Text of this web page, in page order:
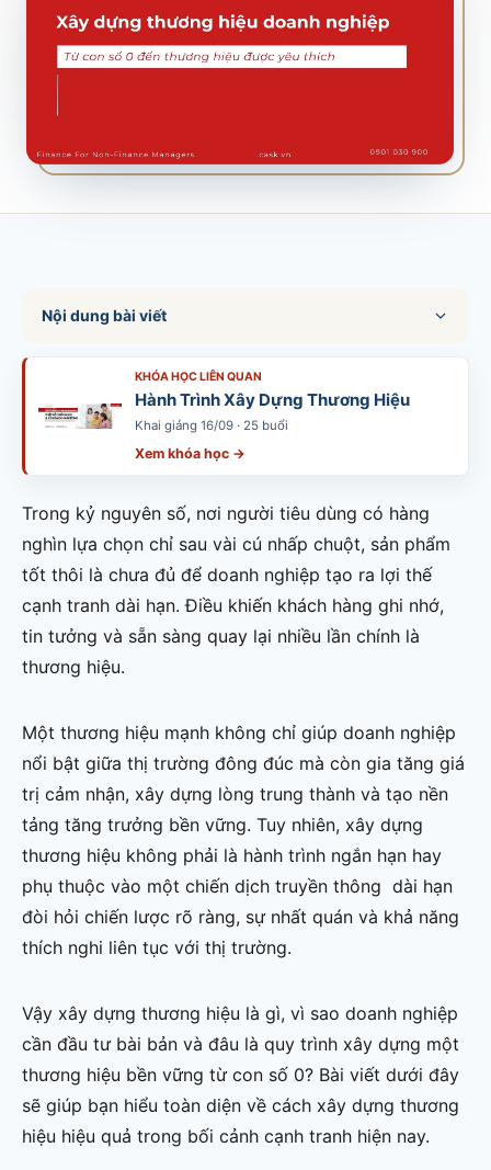
SALES & DISTRIBUTION
Design Winning Ecommerce Channel
Nội dung bài viết
KHÓA HỌC LIÊN QUAN
Hành Trình Xây Dựng Thương Hiệu
Khai giảng 16/09 · 25 buổi
Xem khóa học →
Trong kỷ nguyên số, nơi người tiêu dùng có hàng
nghìn lựa chọn chỉ sau vài cú nhấp chuột, sản phẩm
tốt thôi là chưa đủ để doanh nghiệp tạo ra lợi thế
cạnh tranh dài hạn. Điều khiến khách hàng ghi nhớ,
tin tưởng và sẵn sàng quay lại nhiều lần chính là
thương hiệu.
Một thương hiệu mạnh không chỉ giúp doanh nghiệp
nổi bật giữa thị trường đông đúc mà còn gia tăng giá
trị cảm nhận, xây dựng lòng trung thành và tạo nền
tảng tăng trưởng bền vững. Tuy nhiên, xây dựng
thương hiệu không phải là hành trình ngắn hạn hay
phụ thuộc vào một chiến dịch truyền thông dài hạn
đòi hỏi chiến lược rõ ràng, sự nhất quán và khả năng
thích nghi liên tục với thị trường.
Vậy xây dựng thương hiệu là gì, vì sao doanh nghiệp
cần đầu tư bài bản và đâu là quy trình xây dựng một
thương hiệu bền vững từ con số 0? Bài viết dưới đây
sẽ giúp bạn hiểu toàn diện về cách xây dựng thương
hiệu hiệu quả trong bối cảnh cạnh tranh hiện nay.